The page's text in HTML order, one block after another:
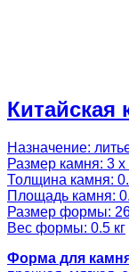
Китайская
Назначение:
Размер камня: 3
Толщина камня:
Площадь камня:
Размер формы:
Вес формы: 0.5 кг
Форма для